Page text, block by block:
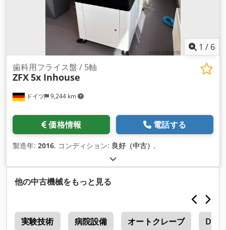
1 / 6
ドイツ 9,244 km
歯科用フライス盤 / 5軸
ZFX5x Inhouse
価格情報 電話する
製造年: 2016, コンディション: 良好（中古） ,
他の中古機械をもっと見る
実験技術 病院設備 オートクレーブ